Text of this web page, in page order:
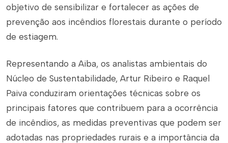
objetivo de sensibilizar e fortalecer as ações de
prevenção aos incêndios florestais durante o período
de estiagem.
Representando a Aiba, os analistas ambientais do
Núcleo de Sustentabilidade, Artur Ribeiro e Raquel
Paiva conduziram orientações técnicas sobre os
principais fatores que contribuem para a ocorrência
de incêndios, as medidas preventivas que podem ser
adotadas nas propriedades rurais e a importância da